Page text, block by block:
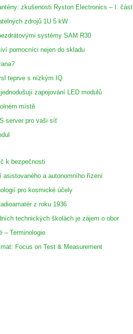
zkušenosti Ryston Electronics – I. část
zdrojů 1U 5 kW
systémy SAM R30
pomocníci nejen do skladu
teprve s nízkým IQ
zapojování LED modulů
místě
server pro vaši síť
k bezpečnosti
asistovaného a autonomního řízení
pro kosmické účely
z roku 1936
technických školách je zájem o obor
– Terminologie
Focus on Test & Measurement